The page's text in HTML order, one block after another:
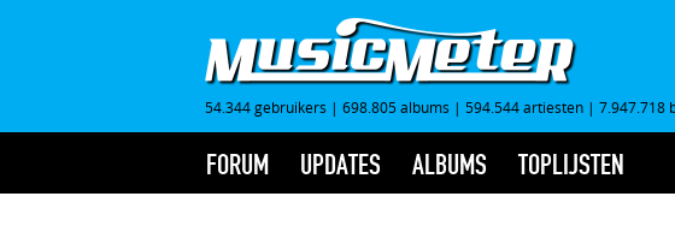
54.344 gebruikers | 698.805 albums | 594.544 artiesten | 7.947.718
FORUM UPDATES ALBUMS TOPLIJSTEN